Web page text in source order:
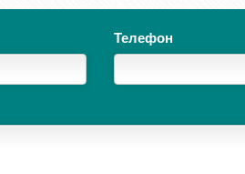
Телефон